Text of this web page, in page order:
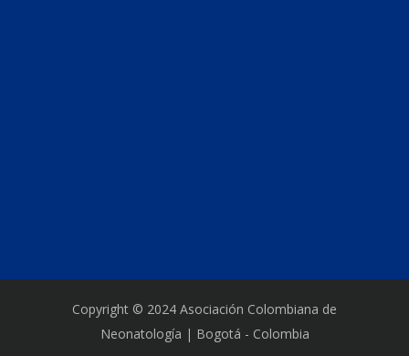
Copyright © 2024 Asociación Colombiana de
Neonatología | Bogotá - Colombia